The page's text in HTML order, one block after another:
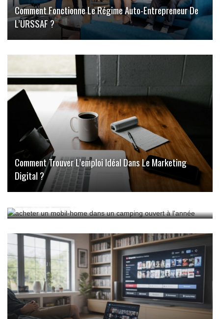
Comment Fonctionne Le Régime Auto-Entrepreneur De
L’URSSAF ?
Comment Trouver L’emploi Idéal Dans Le Marketing
Digital ?
Comment Acheter Un Mobil-Home Dans Un Camping